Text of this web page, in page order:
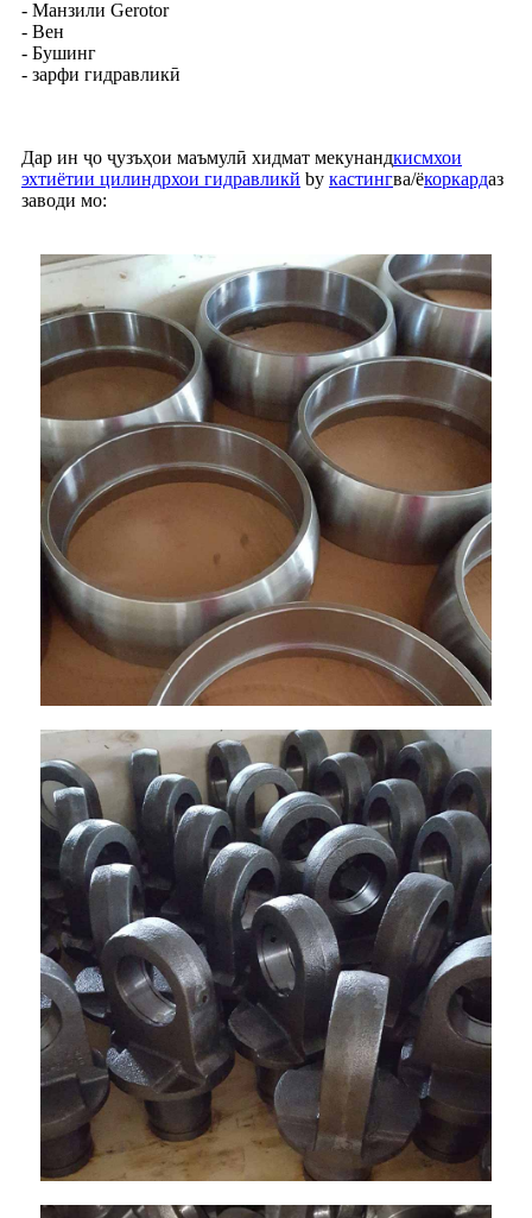
- Манзили Gerotor
- Вен
- Бушинг
- зарфи гидравликӣ
Дар ин ҷо ҷузъҳои маъмулӣ хидмат мекунандкисмхои
эхтиётии цилиндрхои гидравликй by кастингва/ёкоркардаз
заводи мо: